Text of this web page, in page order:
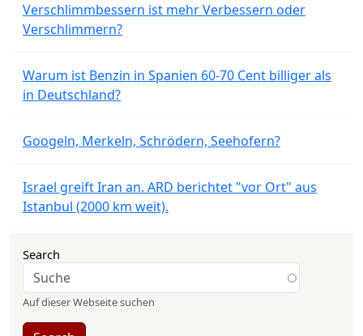
Verschlimmbessern ist mehr Verbessern oder
Verschlimmern?
Warum ist Benzin in Spanien 60-70 Cent billiger als
in Deutschland?
Googeln, Merkeln, Schrödern, Seehofern?
Israel greift Iran an. ARD berichtet "vor Ort" aus
Istanbul (2000 km weit).
Search
Auf dieser Webseite suchen